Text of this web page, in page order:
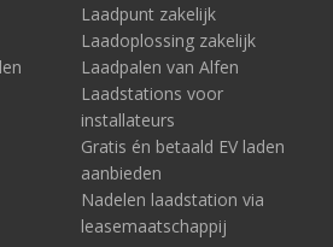
Laadpunt zakelijk
Laadoplossing zakelijk
Laadpalen van Alfen
Laadstations voor
installateurs
Gratis én betaald EV laden
aanbieden
Nadelen laadstation via
leasemaatschappij